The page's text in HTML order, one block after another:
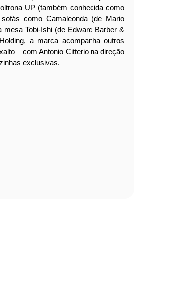
UP (também conhecida como
como Camaleonda (de Mario
mesa Tobi-Ishi (de Edward Barber &
a marca acompanha outros
– com Antonio Citterio na direção
exclusivas.